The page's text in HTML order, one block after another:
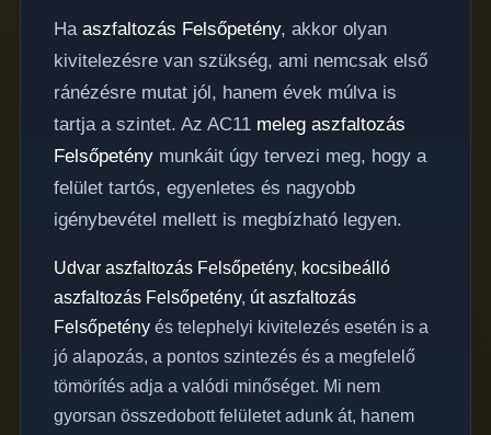
Ha aszfaltozás Felsőpetény, akkor olyan
kivitelezésre van szükség, ami nemcsak első
ránézésre mutat jól, hanem évek múlva is
tartja a szintet. Az AC11 meleg aszfaltozás
Felsőpeténymunkáit úgy tervezi meg, hogy a
felület tartós, egyenletes és nagyobb
igénybevétel mellett is megbízható legyen.
Udvar aszfaltozás Felsőpetény, kocsibeálló
aszfaltozás Felsőpetény, út aszfaltozás
Felsőpetényés telephelyi kivitelezés esetén is a
jó alapozás, a pontos szintezés és a megfelelő
tömörítés adja a valódi minőséget. Mi nem
gyorsan összedobott felületet adunk át, hanem